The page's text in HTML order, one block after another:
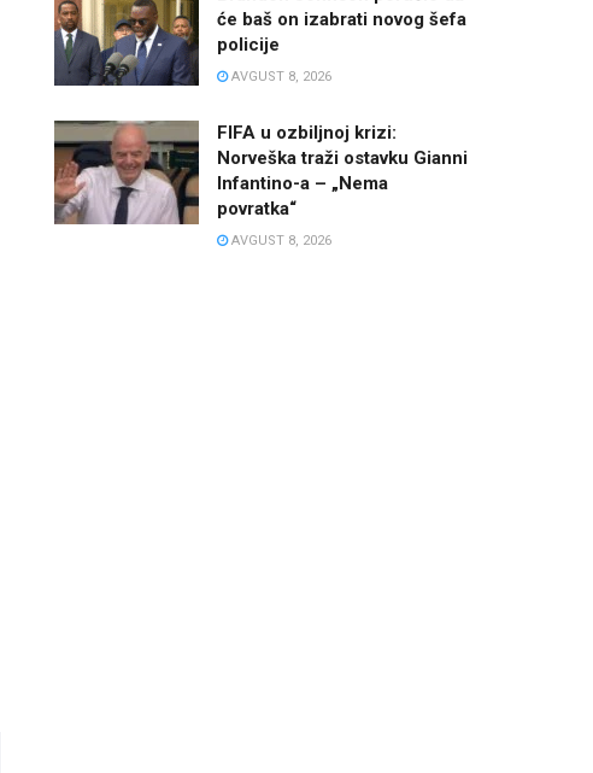
će baš on izabrati novog šefa
policije
AVGUST 8, 2026
FIFA u ozbiljnoj krizi:
Norveška traži ostavku Gianni
Infantino-a – „Nema
povratka“
AVGUST 8, 2026